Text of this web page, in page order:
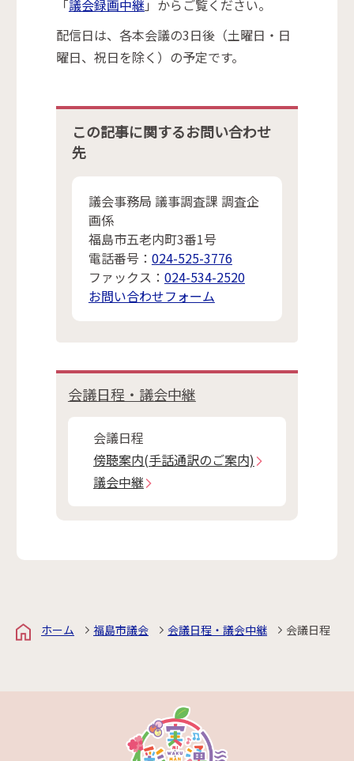
「議会録画中継 」からご覧ください。
配信日は、各本会議の3日後（土曜日・日
曜日、祝日を除く）の予定です。
この記事に関するお問い合わせ
先
議会事務局 議事調査課 調査企
画係
福島市五老内町3番1号
電話番号： 024-525-3776
ファックス： 024-534-2520
お問い合わせフォーム
会議日程・議会中継
会議日程
傍聴案内(手話通訳のご案内)
議会中継
ホーム 福島市議会 会議日程・議会中継 会議日程